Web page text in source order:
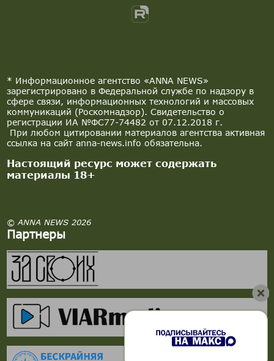
* Информационное агентство «ANNA NEWS»
зарегистрировано в Федеральной службе по надзору в
сфере связи, информационных технологий и массовых
коммуникаций (Роскомнадзор). Свидетельство о
регистрации ИА №ФС77-74482 от 07.12.2018 г.
При любом цитировании материалов агентства активная
ссылка на сайт anna-news.info обязательна.
Настоящий ресурс может содержать
материалы 18+
© ANNA NEWS 2026
Партнеры